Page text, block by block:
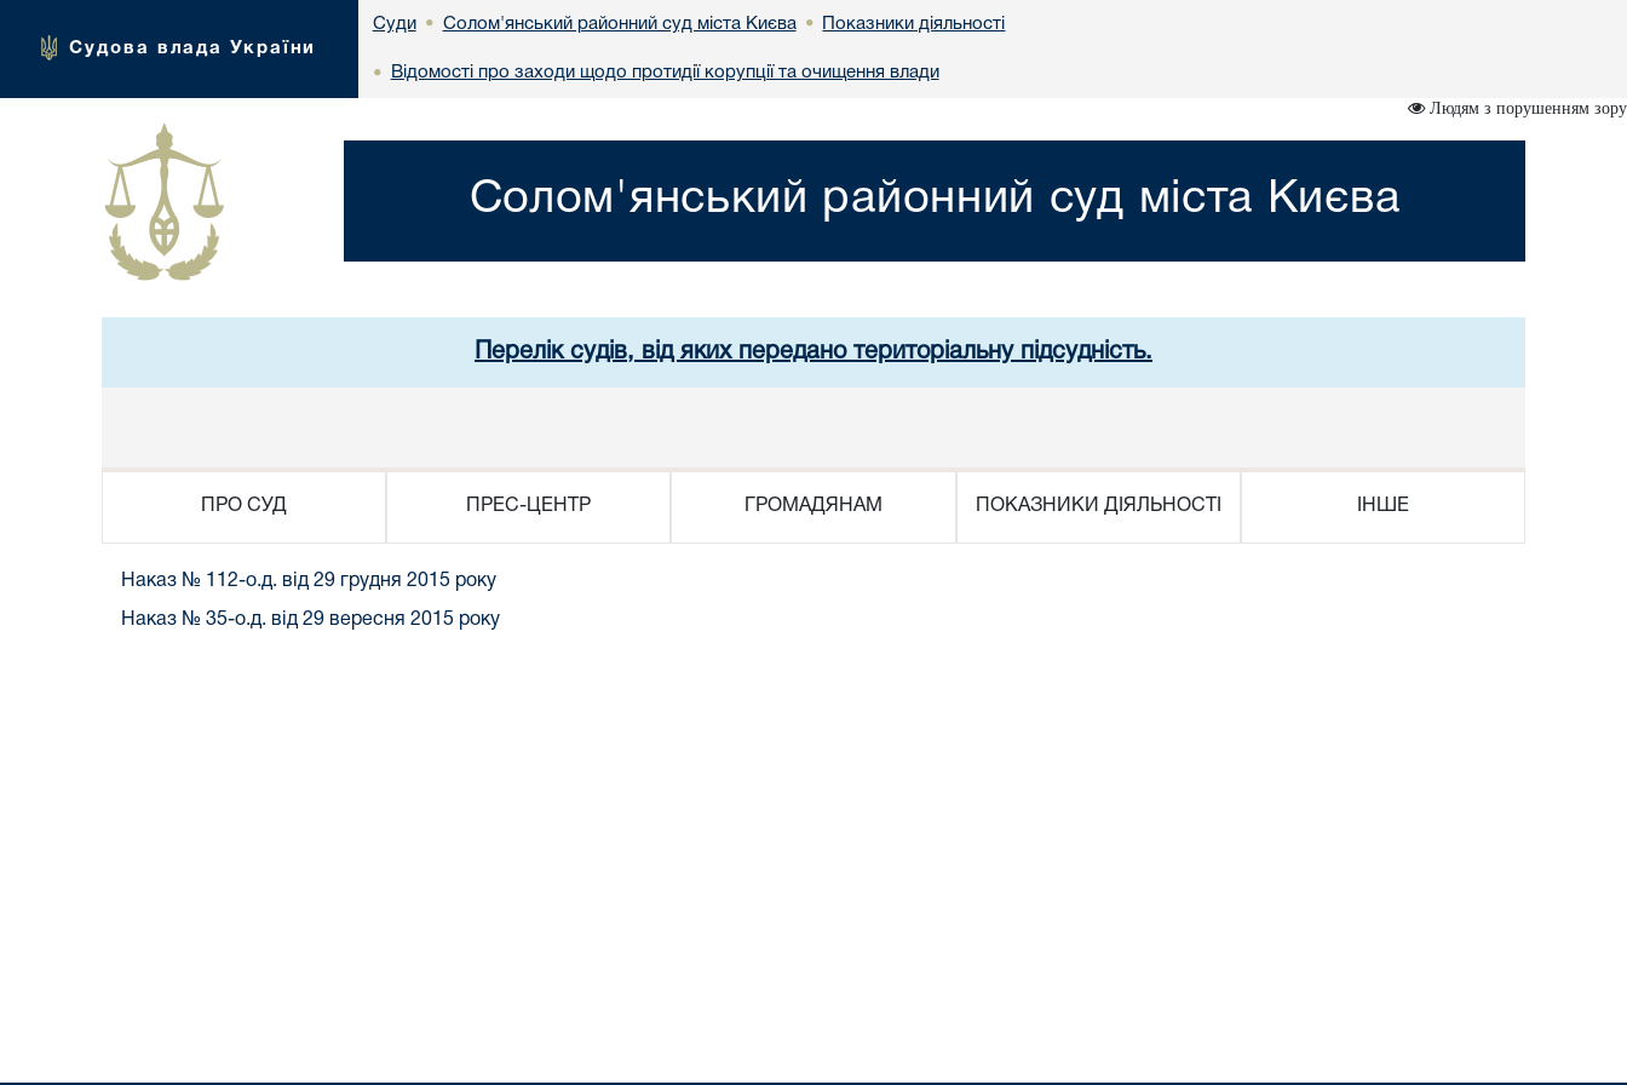
Судова влада України
Суди • Солом'янський районний суд міста Києва • Показники діяльності
• Відомості про заходи щодо протидії корупції та очищення влади
Людям з порушенням зору
Солом'янський районний суд міста Києва
Перелік судів, від яких передано територіальну підсудність.
ПРО СУД ПРЕС-ЦЕНТР ГРОМАДЯНАМ ПОКАЗНИКИ ДІЯЛЬНОСТІ ІНШЕ
Наказ № 112-о.д. від 29 грудня 2015 року
Наказ № 35-о.д. від 29 вересня 2015 року